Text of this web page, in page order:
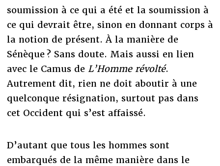
soumission à ce qui a été et la soumission à
ce qui devrait être, sinon en donnant corps à
la notion de présent. À la manière de
Sénèque ? Sans doute. Mais aussi en lien
avec le Camus de L’Homme révolté.
Autrement dit, rien ne doit aboutir à une
quelconque résignation, surtout pas dans
cet Occident qui s’est affaissé.
D’autant que tous les hommes sont
embarqués de la même manière dans le